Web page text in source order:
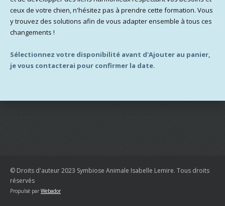
ceux de votre chien, n'hésitez pas à prendre cette formation. Vous
y trouvez des solutions afin de vous adapter ensemble à tous ces
changements !
Sélectionnez votre disponibilité avant d'Ajouter au panier,
je vous contacterai pour confirmer la date.
© Droits d'auteur 2023 Symbiose Animale Isabelle Lemire. Tous droits
réservés
Propulsé par Webador